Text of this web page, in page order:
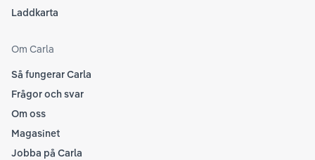
Laddkarta
Om Carla
Så fungerar Carla
Frågor och svar
Om oss
Magasinet
Jobba på Carla